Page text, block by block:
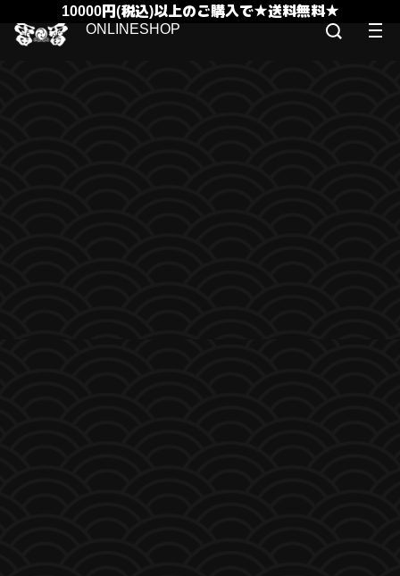
10000円(税込)以上のご購入で★送料無料★
ONLINESHOP